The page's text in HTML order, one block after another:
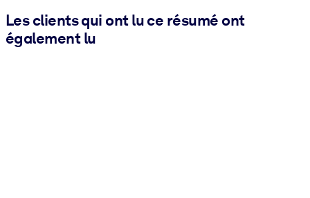
Les clients qui ont lu ce résumé ont
également lu